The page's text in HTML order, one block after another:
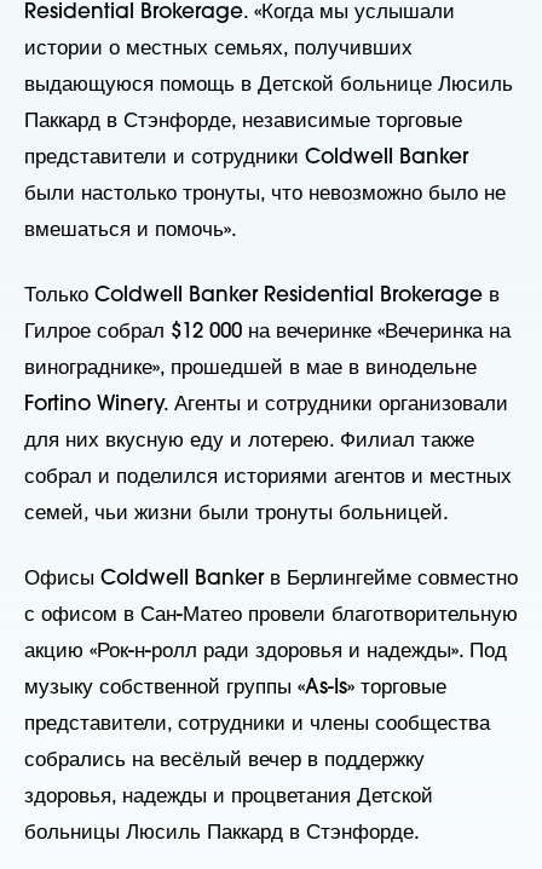
Residential Brokerage. «Когда мы услышали
истории о местных семьях, получивших
выдающуюся помощь в Детской больнице Люсиль
Паккард в Стэнфорде, независимые торговые
представители и сотрудники Coldwell Banker
были настолько тронуты, что невозможно было не
вмешаться и помочь».
Только Coldwell Banker Residential Brokerage в
Гилрое собрал $12 000 на вечеринке «Вечеринка на
винограднике», прошедшей в мае в винодельне
Fortino Winery. Агенты и сотрудники организовали
для них вкусную еду и лотерею. Филиал также
собрал и поделился историями агентов и местных
семей, чьи жизни были тронуты больницей.
Офисы Coldwell Banker в Берлингейме совместно
с офисом в Сан-Матео провели благотворительную
акцию «Рок-н-ролл ради здоровья и надежды». Под
музыку собственной группы «As-Is» торговые
представители, сотрудники и члены сообщества
собрались на весёлый вечер в поддержку
здоровья, надежды и процветания Детской
больницы Люсиль Паккард в Стэнфорде.